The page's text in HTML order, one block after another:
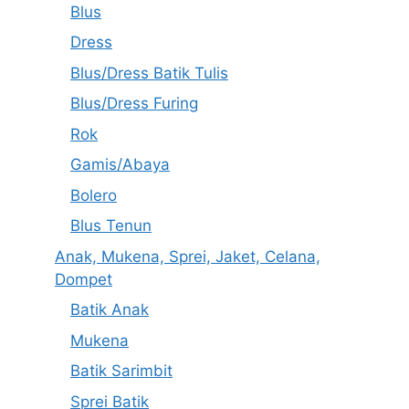
Blus
Dress
Blus/Dress Batik Tulis
Blus/Dress Furing
Rok
Gamis/Abaya
Bolero
Blus Tenun
Anak, Mukena, Sprei, Jaket, Celana,
Dompet
Batik Anak
Mukena
Batik Sarimbit
Sprei Batik